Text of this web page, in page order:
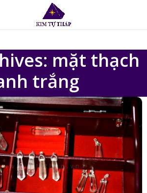
mặt thạch
trắng